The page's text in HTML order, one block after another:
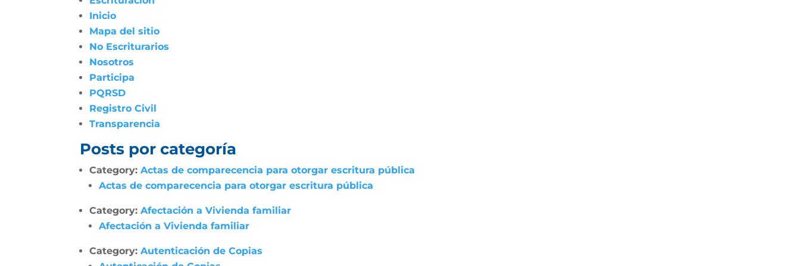
Inicio
Mapa del sitio
No Escriturarios
Nosotros
Participa
PQRSD
Registro Civil
Transparencia
Posts por categoría
Category:Actas de comparecencia para otorgar escritura pública
Actas de comparecencia para otorgar escritura pública
Category:Afectación a Vivienda familiar
Afectación a Vivienda familiar
Category:Autenticación de Copias